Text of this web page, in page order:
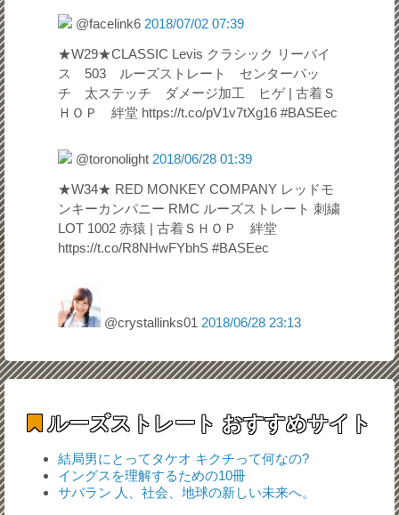
@facelink6 2018/07/02 07:39
★W29★CLASSIC Levis クラシック リーバイ
ス 503 ルーズストレート センターパッ
チ 太ステッチ ダメージ加工 ヒゲ | 古着Ｓ
ＨＯＰ 絆堂 https://t.co/pV1v7tXg16 #BASEec
@toronolight 2018/06/28 01:39
★W34★ RED MONKEY COMPANY レッドモ
ンキーカンパニー RMC ルーズストレート 刺繍
LOT 1002 赤猿 | 古着ＳＨＯＰ 絆堂
https://t.co/R8NHwFYbhS #BASEec
@crystallinks01 2018/06/28 23:13
ルーズストレート おすすめサイト
結局男にとってタケオ キクチって何なの?
イングスを理解するための10冊
サバラン 人、社会、地球の新しい未来へ。